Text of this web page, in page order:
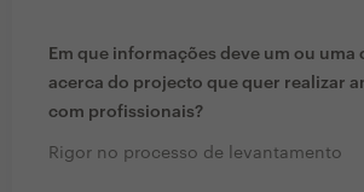
Em que informações deve um ou uma
acerca do projecto que quer realizar
com profissionais?
Rigor no processo de levantamento